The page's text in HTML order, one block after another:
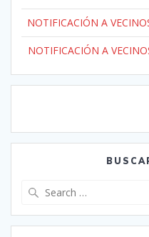
NOTIFICACIÓN A
NOTIFICACIÓN A